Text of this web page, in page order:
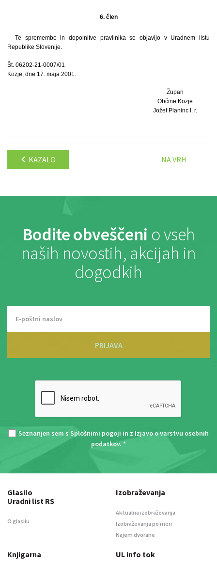
6. člen
Te spremembe in dopolnitve pravilnika se objavijo v Uradnem listu
Republike Slovenije.
Št. 06202-21-0007/01
Kozje, dne 17. maja 2001.
Župan
Občine Kozje
Jožef Planinc l. r.
KAZALO NA VRH
Bodite obveščeni o vseh
naših novostih, akcijah in
dogodkih
PRIJAVA
Seznanjen sem s Splošnimi pogoji in z Izjavo o varstvu osebnih
podatkov. *
Glasilo
Uradni list RS
O glasilu
Izobraževanja
Aktualna izobraževanja
Izobraževanja po meri
Najem dvorane
Knjigarna UL info tok